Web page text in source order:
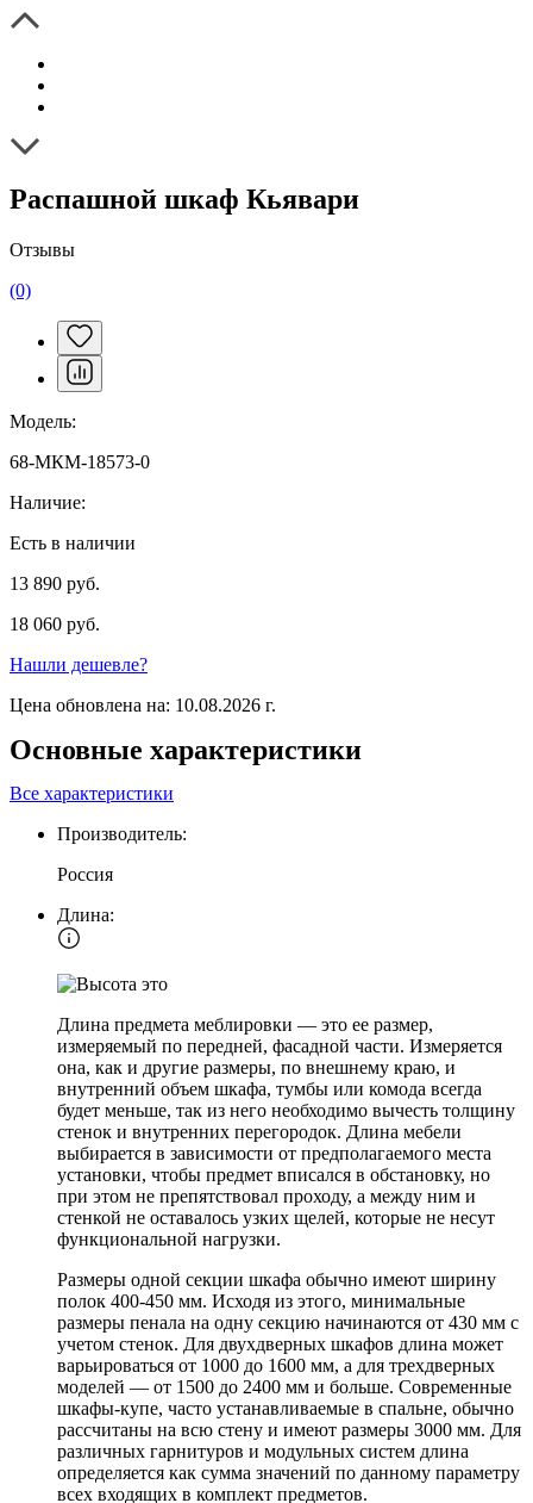
Распашной шкаф Кьявари
Отзывы
(0)
Модель:
68-МКМ-18573-0
Наличие:
Есть в наличии
13 890 руб.
18 060 руб.
Нашли дешевле?
Цена обновлена на: 10.08.2026 г.
Основные характеристики
Все характеристики
Производитель:
Россия
Длина:
Длина предмета меблировки — это ее размер,
измеряемый по передней, фасадной части. Измеряется
она, как и другие размеры, по внешнему краю, и
внутренний объем шкафа, тумбы или комода всегда
будет меньше, так из него необходимо вычесть толщину
стенок и внутренних перегородок. Длина мебели
выбирается в зависимости от предполагаемого места
установки, чтобы предмет вписался в обстановку, но
при этом не препятствовал проходу, а между ним и
стенкой не оставалось узких щелей, которые не несут
функциональной нагрузки.
Размеры одной секции шкафа обычно имеют ширину
полок 400-450 мм. Исходя из этого, минимальные
размеры пенала на одну секцию начинаются от 430 мм с
учетом стенок. Для двухдверных шкафов длина может
варьироваться от 1000 до 1600 мм, а для трехдверных
моделей — от 1500 до 2400 мм и больше. Современные
шкафы-купе, часто устанавливаемые в спальне, обычно
рассчитаны на всю стену и имеют размеры 3000 мм. Для
различных гарнитуров и модульных систем длина
определяется как сумма значений по данному параметру
всех входящих в комплект предметов.